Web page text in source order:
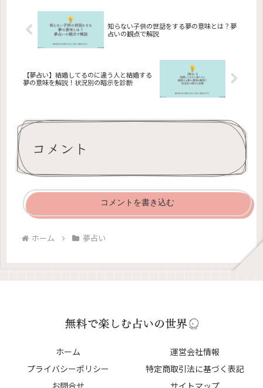
す。
知らない子供の世話をする夢の意味とは？夢
占いの観点で解説
【夢占い】結婚してるのに違う人と結婚する
夢の意味を解説！状況別の暗示を診断
コメント
コメントを書き込む
ホーム 夢占い
ホーム
運営会社情報
プライバシーポリシー
特定商取引法に基づく表記